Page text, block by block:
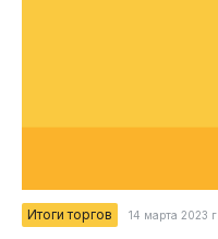
Итоги торгов 14 марта 2023 г.